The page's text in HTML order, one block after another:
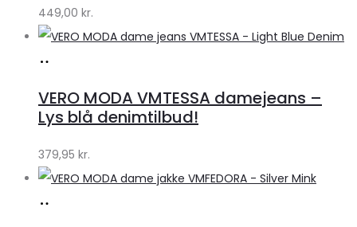
449,00 kr.
Klædeskabet.dk
VERO MODA VMTESSA damejeans –
Lys blå denimtilbud!
379,95 kr.